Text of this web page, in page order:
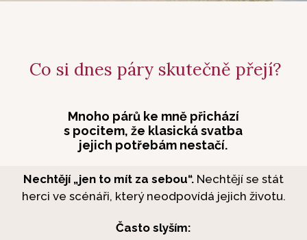
Co si dnes páry skutečně přejí?
Mnoho párů ke mně přichází
s pocitem, že klasická svatba
jejich potřebám nestačí.
Nechtějí „jen to mít za sebou“. Nechtějí se stát
herci ve scénáři, který neodpovídá jejich životu.
Často slyším: